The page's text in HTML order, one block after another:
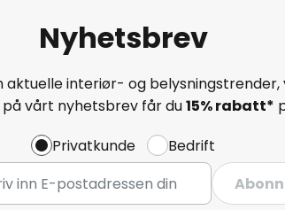
Nyhetsbrev
interiør- og belysningstrender,
vårt nyhetsbrev får du15% rabatt*
Privatkunde
Bedrift